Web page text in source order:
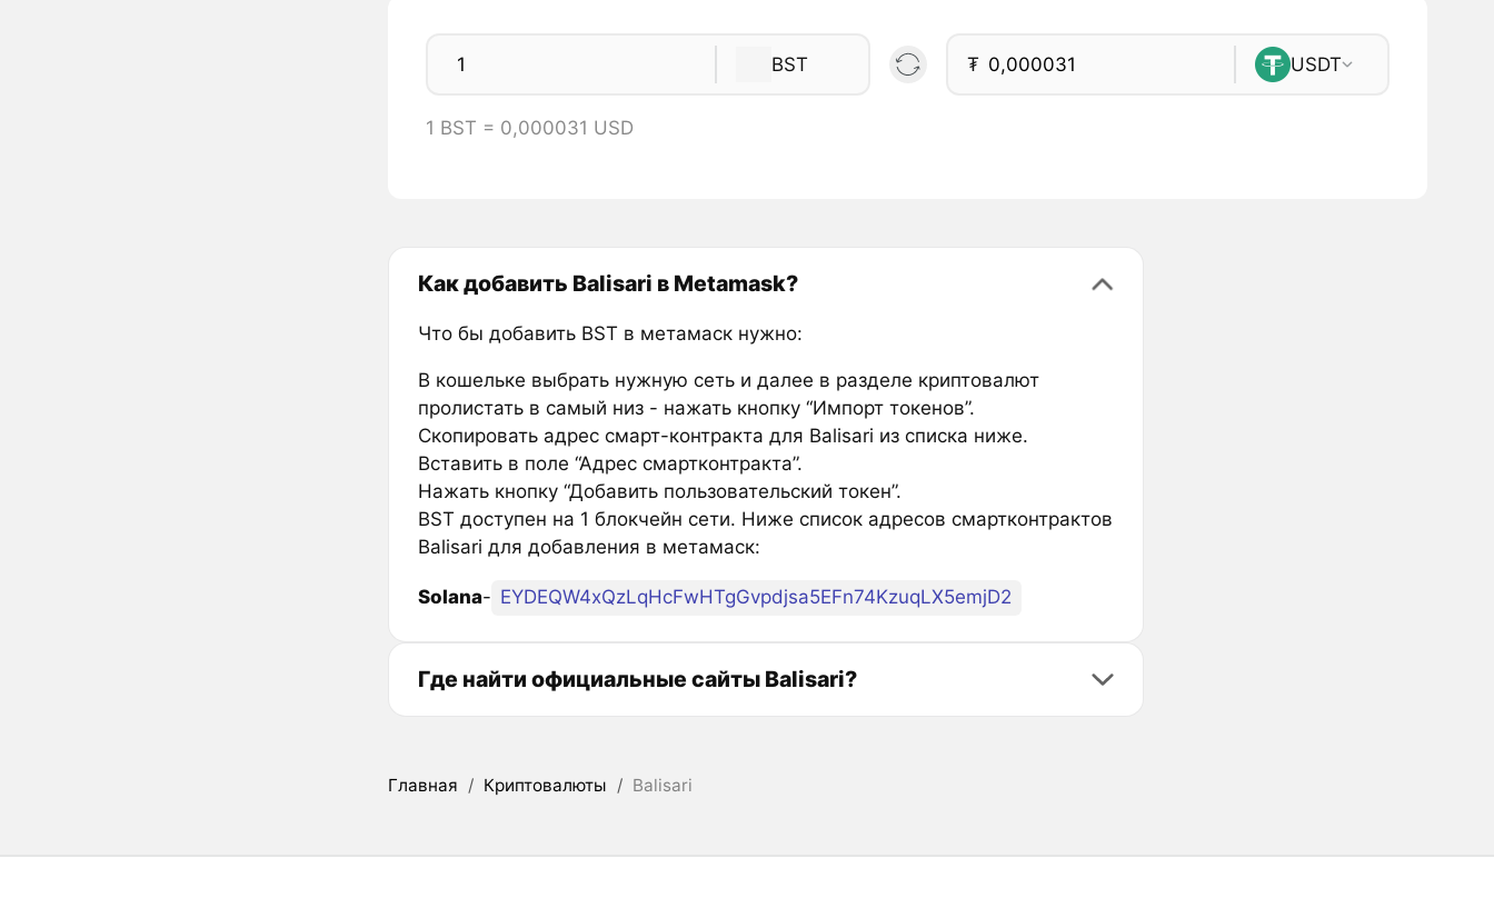
BST ₮ USDT
1 BST = 0,000031 USD
Как добавить Balisari в Metamask?
Что бы добавить BST в метамаск нужно:
В кошельке выбрать нужную сеть и далее в разделе криптовалют
пролистать в самый низ - нажать кнопку “Импорт токенов”.
Скопировать адрес смарт-контракта для Balisari из списка ниже.
Вставить в поле “Адрес смартконтракта”.
Нажать кнопку “Добавить пользовательский токен”.
BST доступен на 1 блокчейн сети. Ниже список адресов смартконтрактов
Balisari для добавления в метамаск:
Solana- EYDEQW4xQzLqHcFwHTgGvpdjsa5EFn74KzuqLX5emjD2
Где найти официальные сайты Balisari?
Главная / Криптовалюты / Balisari